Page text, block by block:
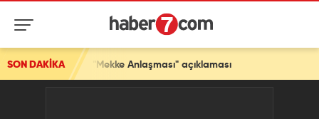
SON DAKİKA
Anlaşması" açıklaması